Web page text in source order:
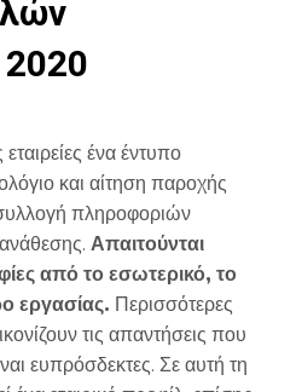
ένα έντυπο
και αίτηση παροχής
πληροφοριών
Απαιτούνται
από το εσωτερικό, το
εργασίας. Περισσότερες
τις απαντήσεις που
ευπρόσδεκτες. Σε αυτή τη